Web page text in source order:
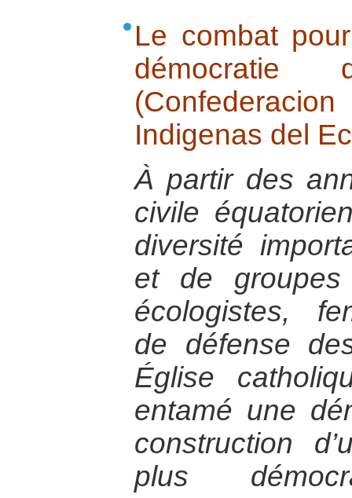
Le combat
Indigenas del
À partir des
civile
diversité
et de
écologistes,
de défense
Église
entamé une
construction
plus